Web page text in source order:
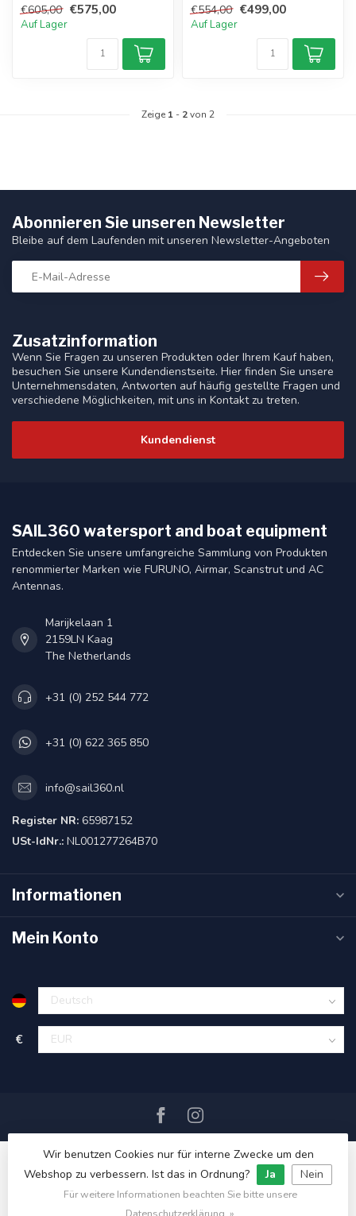
€605,00 €575,00
Auf Lager
€554,00 €499,00
Auf Lager
Zeige 1 - 2von 2
Zusatzinformation
Wenn Sie Fragen zu unseren Produkten oder Ihrem Kauf haben,
besuchen Sie unsere Kundendienstseite. Hier finden Sie unsere
Unternehmensdaten, Antworten auf häufig gestellte Fragen und
verschiedene Möglichkeiten, mit uns in Kontakt zu treten.
Kundendienst
Abonnieren Sie unseren Newsletter
Bleibe auf dem Laufenden mit unseren Newsletter-Angeboten
SAIL360 watersport and boat equipment
Entdecken Sie unsere umfangreiche Sammlung von Produkten
renommierter Marken wie FURUNO, Airmar, Scanstrut und AC
Antennas.
Marijkelaan 1
2159LN Kaag
The Netherlands
+31 (0) 252 544 772
+31 (0) 622 365 850
info@sail360.nl
Register NR: 65987152
USt-IdNr.: NL001277264B70
Informationen
Mein Konto
€
© Copyright 2026 SAIL360 watersport and boat equipment
Wir benutzen Cookies nur für interne Zwecke um den
Webshop zu verbessern. Ist das in Ordnung?
Ja Nein
Für weitere Informationen beachten Sie bitte unsere
Datenschutzerklärung. »